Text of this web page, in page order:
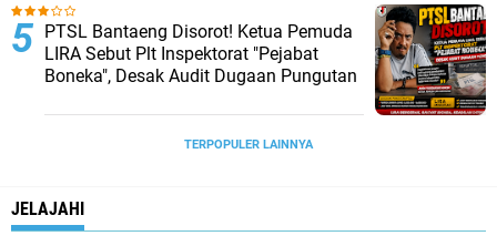
PTSL Bantaeng Disorot! Ketua Pemuda
LIRA Sebut Plt Inspektorat "Pejabat
Boneka", Desak Audit Dugaan Pungutan
TERPOPULER LAINNYA
JELAJAHI